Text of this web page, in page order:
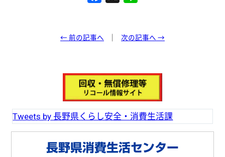
e
o
k
e
← 前の記事へ 次の記事へ →
Tweets by 長野県くらし安全・消費生活課
長野県消費生活センター